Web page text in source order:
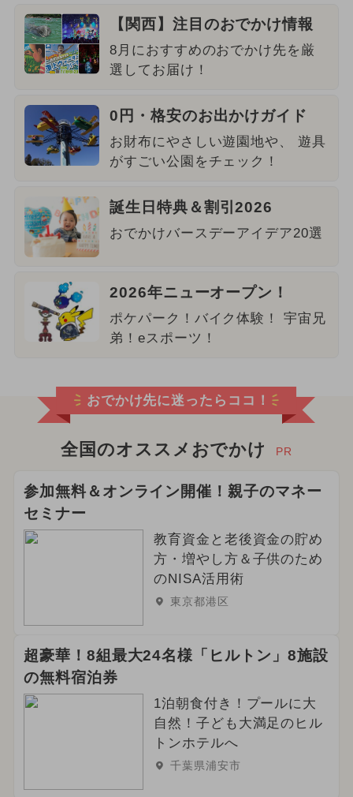
【関西】注目のおでかけ情報
8月におすすめのおでかけ先を厳
選してお届け！
0円・格安のお出かけガイド
お財布にやさしい遊園地や、 遊具
がすごい公園をチェック！
誕生日特典＆割引2026
おでかけバースデーアイデア20選
2026年ニューオープン！
ポケパーク！バイク体験！ 宇宙兄
弟！eスポーツ！
おでかけ先に迷ったらココ！
全国のオススメおでかけ PR
参加無料＆オンライン開催！親子のマネー
セミナー
教育資金と老後資金の貯め
方・増やし方＆子供のため
のNISA活用術
東京都港区
超豪華！8組最大24名様「ヒルトン」8施設
の無料宿泊券
1泊朝食付き！プールに大
自然！子ども大満足のヒル
トンホテルへ
千葉県浦安市